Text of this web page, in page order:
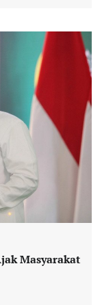
Masyarakat